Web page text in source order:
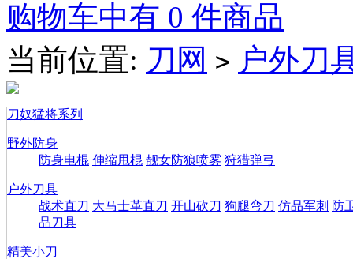
购物车中有 0 件商品
当前位置: 刀网 > 户外刀
刀奴猛将系列
野外防身
防身电棍 伸缩甩棍 靓女防狼喷雾 狩猎弹弓
户外刀具
战术直刀 大马士革直刀 开山砍刀 狗腿弯刀 仿品军刺 防
品刀具
精美小刀